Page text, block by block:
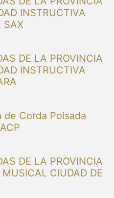
INSTRUCTIVA
SAX
DE LA PROVINCIA
INSTRUCTIVA
Corda Polsada
DE LA PROVINCIA
CIUDAD DE